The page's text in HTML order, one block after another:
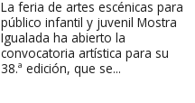
La feria de artes escénicas para
público infantil y juvenil Mostra
Igualada ha abierto la
convocatoria artística para su
38.ª edición, que se...